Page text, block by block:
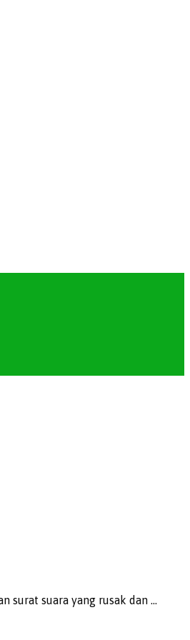
surat suara yang rusak dan ...